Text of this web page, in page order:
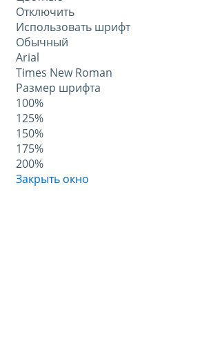
Отключить
Использовать шрифт
Обычный
Arial
Times New Roman
Размер шрифта
100%
125%
150%
175%
200%
Закрыть окно